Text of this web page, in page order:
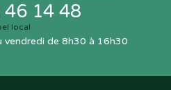
46 14 48
local
vendredi de 8h30 à 16h30